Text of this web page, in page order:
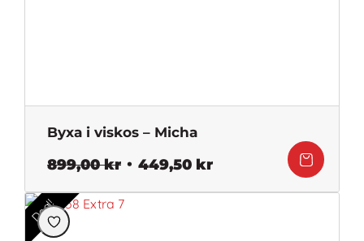
Byxa i viskos – Micha
899,00kr Det
priset
449,50 krDet
nuvarande
Deal!